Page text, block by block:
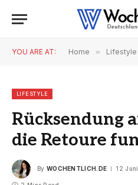
YOU ARE AT: Home » Lifestyle
LIFESTYLE
Rücksendung
die Retoure
By WOCHENTLICH.DE 12